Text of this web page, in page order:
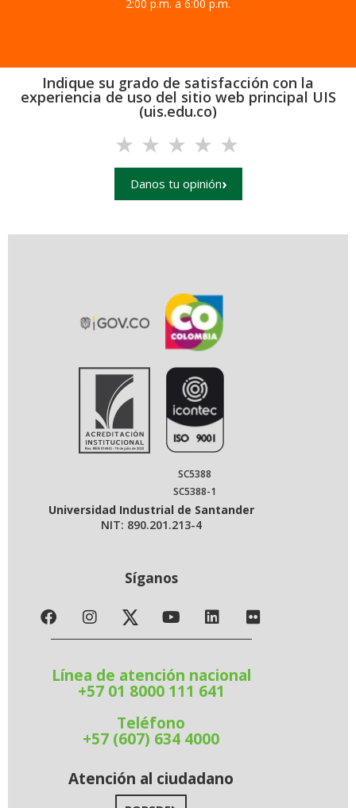
2:00 p.m. a 6:00 p.m.
Indique su grado de satisfacción con la
experiencia de uso del sitio web principal UIS
(uis.edu.co)